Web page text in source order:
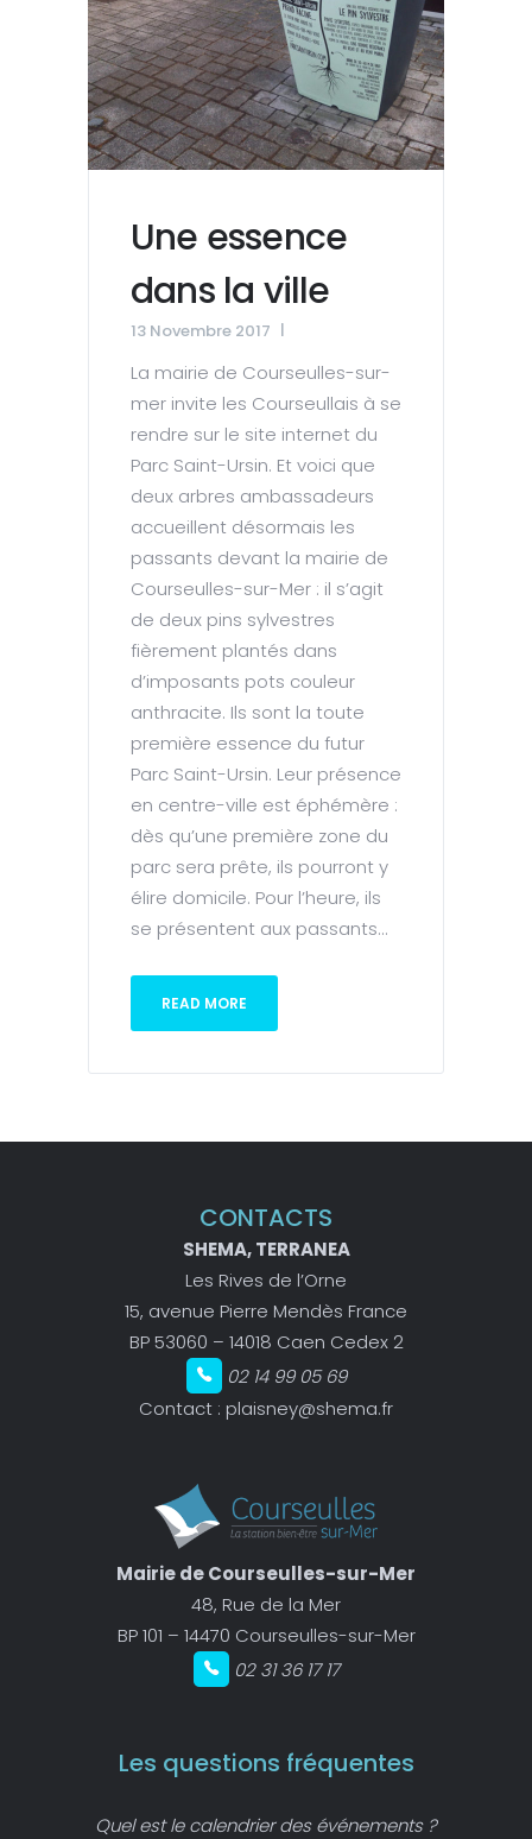
Une essence
dans la ville
13 Novembre 2017
La mairie de Courseulles-sur-
mer invite les Courseullais à se
rendre sur le site internet du
Parc Saint-Ursin. Et voici que
deux arbres ambassadeurs
accueillent désormais les
passants devant la mairie de
Courseulles-sur-Mer : il s’agit
de deux pins sylvestres
fièrement plantés dans
d’imposants pots couleur
anthracite. Ils sont la toute
première essence du futur
Parc Saint-Ursin. Leur présence
en centre-ville est éphémère :
dès qu’une première zone du
parc sera prête, ils pourront y
élire domicile. Pour l’heure, ils
se présentent aux passants...
READ MORE
CONTACTS
SHEMA, TERRANEA
Les Rives de l’Orne
15, avenue Pierre Mendès France
BP 53060 – 14018 Caen Cedex 2
02 14 99 05 69
Contact : plaisney@shema.fr
Mairie de Courseulles-sur-Mer
48, Rue de la Mer
BP 101 – 14470 Courseulles-sur-Mer
02 31 36 17 17
Les questions fréquentes
Quel est le calendrier des événements ?